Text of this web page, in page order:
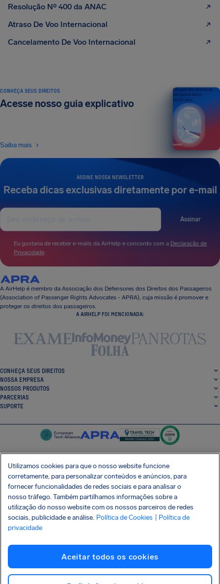
Resolução Nº 400 da ANAC
Atraso De Voo Internacional
Cancelamento De Voo Internacional
ASSINE NOSSA NEWSLETTER
Receba dicas exclusivas diretamente por e-mail
Assinar
Eu gostaria de receber e-mails da AirHelp e concordo com a Declaração de
Privacidade.
CONHEÇA SEUS DIREITOS
Acesse nosso guia explicativo
Saiba mais
Seu guia dos direitos do
passageiro aéreo
EDIÇÃO 2026
A AirHelp é membro da Associação dos Defensores dos Direitos dos Passageiros
(Association of Passenger Rights Advocates - APRA), cuja missão é promover e
proteger os direitos dos passageiros.
A AIRHELP FOI MENCIONADA:
CONHEÇA SEUS DIREITOS
NOSSA EMPRESA
NOSSOS PRODUTOS
PARCERIAS
SUPORTE
SocialFacebook
SocialTwitter
SocialInstagram
SocialLinkedin
BAIXE GRÁTIS NOSSO APP
Política de Privacidade
Imprint
Ataque à cadeia de suprimentos Shai-Hulud
Utilizamos cookies para que o nosso website funcione
corretamente, para personalizar conteúdos e anúncios, para
fornecer funcionalidades de redes sociais e para analisar o
nosso tráfego. Também partilhamos informações sobre a
utilização do nosso website com os nossos parceiros de redes
sociais, publicidade e análise. Política de Cookies
| Política de
privacidade
Aceitar todos os cookies